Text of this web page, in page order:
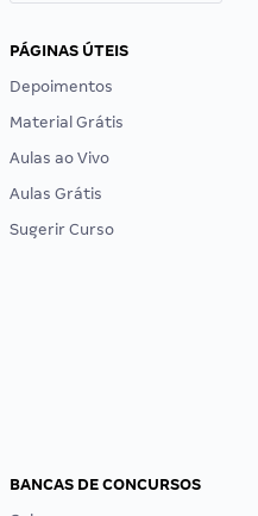
PÁGINAS ÚTEIS
Depoimentos
Material Grátis
Aulas ao Vivo
Aulas Grátis
Sugerir Curso
BANCAS DE CONCURSOS